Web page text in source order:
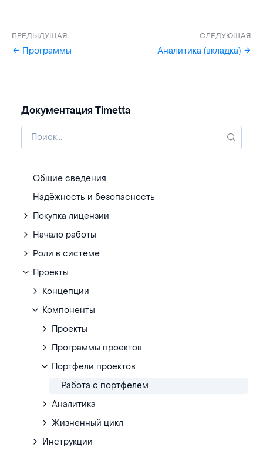
Документация Timetta
Общие сведения
Надёжность и безопасность
Покупка лицензии
Начало работы
Роли в системе
Проекты
Концепции
Компоненты
Проекты
Программы проектов
Портфели проектов
Работа с портфелем
Аналитика
Жизненный цикл
Инструкции
ПРЕДЫДУЩАЯ
Программы
СЛЕДУЮЩАЯ
Аналитика (вкладка)